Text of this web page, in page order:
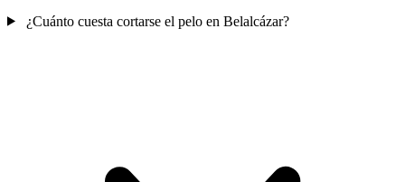
¿Cuánto cuesta cortarse el pelo en Belalcázar?